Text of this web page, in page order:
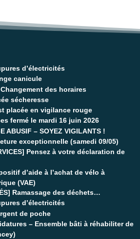
d’électricités
canicule
des horaires
sécheresse
placée en vigilance rouge
fermé le mardi 16 juin 2026
ABUSIF – SOYEZ VIGILANTS !
exceptionnelle (samedi 09/05)
Pensez à votre déclaration de
d’aide à l’achat de vélo à
(VAE)
Ramassage des déchets…
d’électricités
de poche
– Ensemble bâti à réhabiliter de